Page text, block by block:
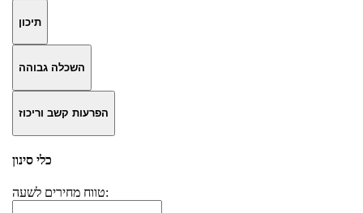
תיכון
השכלה גבוהה
הפרעות קשב וריכוז
כלי סינון
טווח מחירים לשעה: